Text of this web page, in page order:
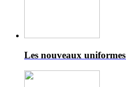
Les nouveaux uniformes